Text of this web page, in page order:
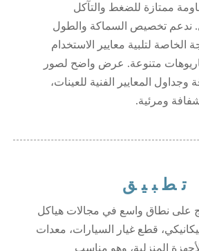
ممتازة للضغط والتآكل
ندعم تخصيص السماكة والطول
الخاصة لتلبية معايير الاستخدام
متنوعة. عرض واضح لصور
وجداول المعايير الفنية للعينات،
ومرئية.
تطبيق
على نطاق واسع في مجالات هياكل
قطع غيار السيارات، معدات
المنزلية، وهو مناسب